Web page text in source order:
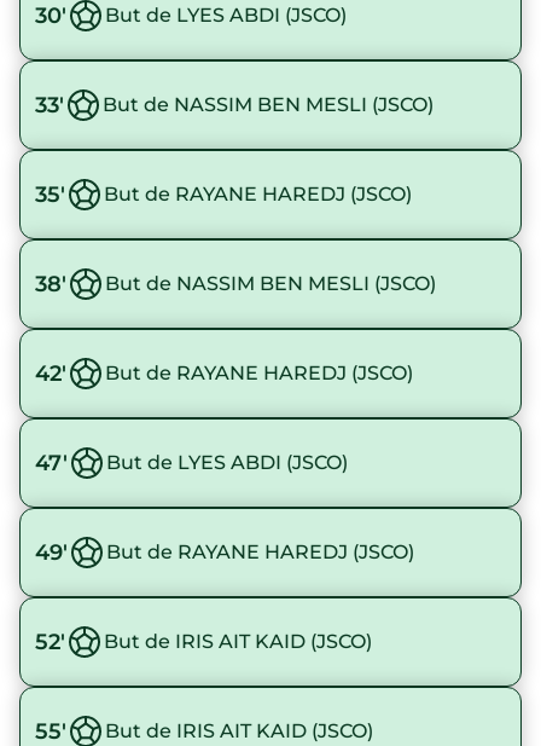
30' But de LYES ABDI (JSCO)
33' But de NASSIM BEN MESLI (JSCO)
35' But de RAYANE HAREDJ (JSCO)
38' But de NASSIM BEN MESLI (JSCO)
42' But de RAYANE HAREDJ (JSCO)
47' But de LYES ABDI (JSCO)
49' But de RAYANE HAREDJ (JSCO)
52' But de IRIS AIT KAID (JSCO)
55' But de IRIS AIT KAID (JSCO)